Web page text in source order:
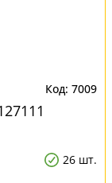
7009
26 шт.